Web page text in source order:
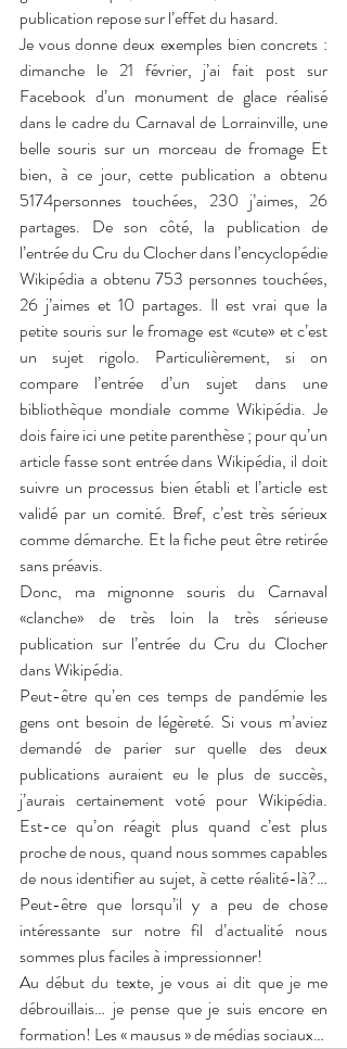
publication repose sur l’effet du hasard.
Je vous donne deux exemples bien concrets :
dimanche le 21 février, j’ai fait post sur
Facebook d’un monument de glace réalisé
dans le cadre du Carnaval de Lorrainville, une
belle souris sur un morceau de fromage Et
bien, à ce jour, cette publication a obtenu
5174personnes touchées, 230 j’aimes, 26
partages. De son côté, la publication de
l’entrée du Cru du Clocher dans l’encyclopédie
Wikipédia a obtenu 753 personnes touchées,
26 j’aimes et 10 partages. Il est vrai que la
petite souris sur le fromage est «cute» et c’est
un sujet rigolo. Particulièrement, si on
compare l’entrée d’un sujet dans une
bibliothèque mondiale comme Wikipédia. Je
dois faire ici une petite parenthèse ; pour qu’un
article fasse sont entrée dans Wikipédia, il doit
suivre un processus bien établi et l’article est
validé par un comité. Bref, c’est très sérieux
comme démarche. Et la fiche peut être retirée
sans préavis.
Donc, ma mignonne souris du Carnaval
«clanche» de très loin la très sérieuse
publication sur l’entrée du Cru du Clocher
dans Wikipédia.
Peut-être qu’en ces temps de pandémie les
gens ont besoin de légèreté. Si vous m’aviez
demandé de parier sur quelle des deux
publications auraient eu le plus de succès,
j’aurais certainement voté pour Wikipédia.
Est-ce qu’on réagit plus quand c’est plus
proche de nous, quand nous sommes capables
de nous identifier au sujet, à cette réalité-là?…
Peut-être que lorsqu’il y a peu de chose
intéressante sur notre fil d’actualité nous
sommes plus faciles à impressionner!
Au début du texte, je vous ai dit que je me
débrouillais… je pense que je suis encore en
formation! Les « mausus » de médias sociaux…